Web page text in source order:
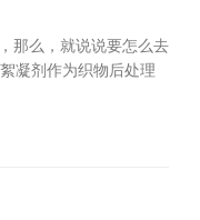
那么，就说说要怎么去
凝剂作为织物后处理